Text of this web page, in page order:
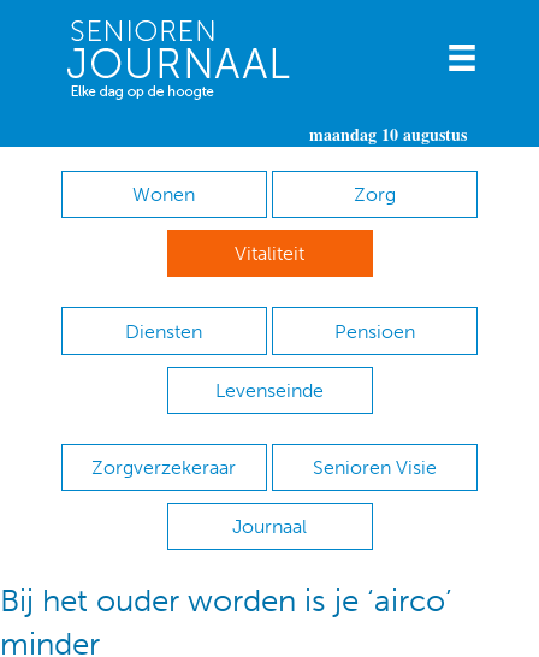
maandag 10 augustus
Wonen Zorg
Vitaliteit
Diensten Pensioen
Levenseinde
Zorgverzekeraar Senioren Visie
Journaal
Bij het ouder worden is je ‘airco’
minder